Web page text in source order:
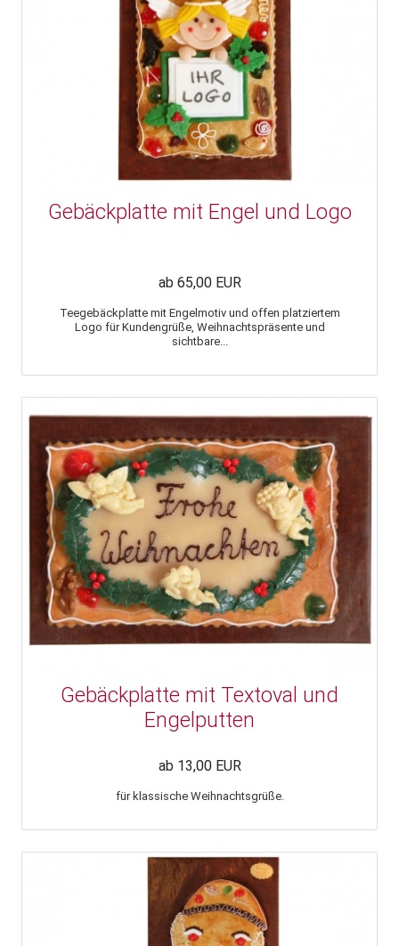
Gebäckplatte mit Engel und Logo
ab 65,00 EUR
Teegebäckplatte mit Engelmotiv und offen platziertem
Logo für Kundengrüße, Weihnachtspräsente und
sichtbare...
Gebäckplatte mit Textoval und
Engelputten
ab 13,00 EUR
für klassische Weihnachtsgrüße.